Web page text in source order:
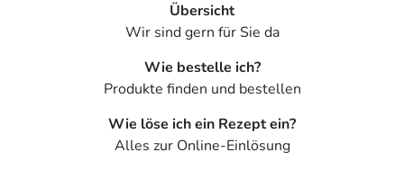
Übersicht
Wir sind gern für Sie da
Wie bestelle ich?
Produkte finden und bestellen
Wie löse ich ein Rezept ein?
Alles zur Online-Einlösung